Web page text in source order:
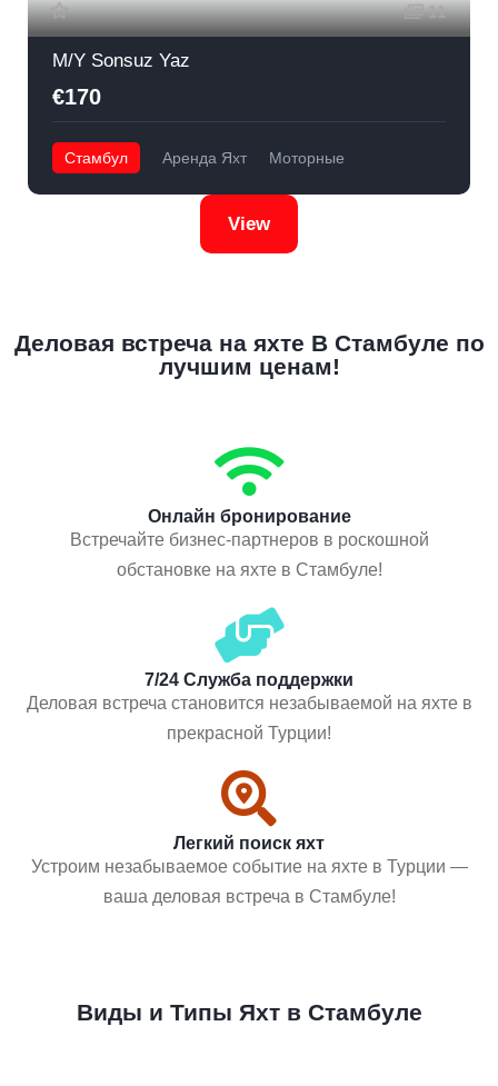
11
M/Y Sonsuz Yaz
€170
Стамбул Аренда Яхт Моторные
View
Деловая встреча на яхте В Стамбуле по
лучшим ценам!
Онлайн бронирование
Встречайте бизнес-партнеров в роскошной
обстановке на яхте в Стамбуле!
7/24 Служба поддержки
Деловая встреча становится незабываемой на яхте в
прекрасной Турции!
Легкий поиск яхт
Устроим незабываемое событие на яхте в Турции —
ваша деловая встреча в Стамбуле!
Виды и Типы Яхт в Стамбуле